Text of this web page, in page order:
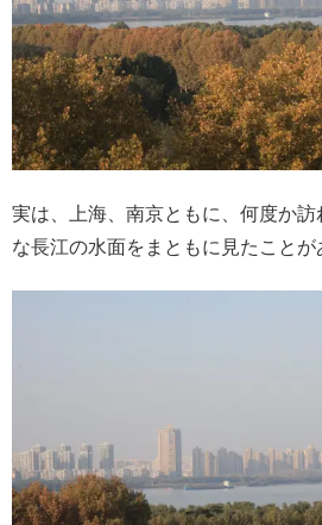
実は、上海、南京ともに、何度か
な長江の水面をまともに見たことが